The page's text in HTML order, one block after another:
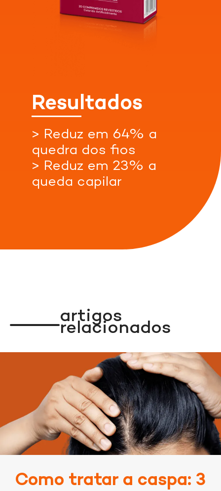
Indisponível Indisponível
Acessar
Resultados
> Reduz em 64% a
quedra dos fios
> Reduz em 23% a
queda capilar
artigos
relacionados
Como tratar a caspa: 3